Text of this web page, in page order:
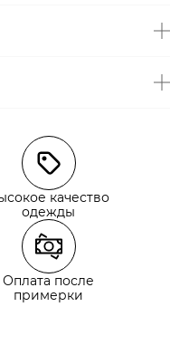
качество
одежды
Оплата после
примерки